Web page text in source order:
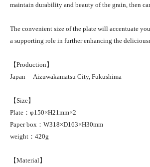
maintain durability and beauty of the grain, then
The convenient size of the plate will accentuate
a supporting role in further enhancing the
【Production】
Japan Aizuwakamatsu City, Fukushima
【Size】
Plate：φ150×H21mm×2
Paper box：W318×D163×H30mm
weight：420g
【Material】